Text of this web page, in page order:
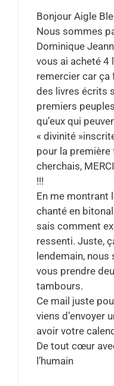
Bonjour Aigle
Nous sommes
Dominique
vous ai acheté 4
remercier car
des livres écrits
premiers
qu’eux qui
« divinité
pour la première
cherchais, MERCI
!!!
En me montrant
chanté en bitonal
sais comment
ressenti. Juste,
lendemain,
vous prendre
tambours.
Ce mail juste
viens d’envoyer
avoir votre
De tout cœur
l’humain